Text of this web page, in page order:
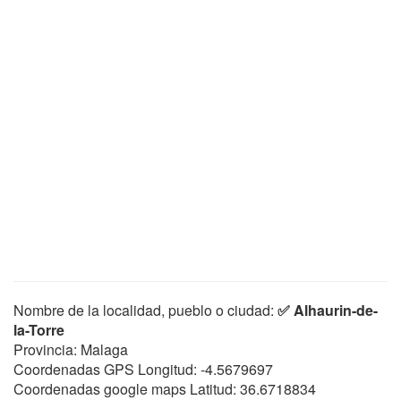
Nombre de la localidad, pueblo o ciudad: ✅ Alhaurin-de-
la-Torre
Provincia: Malaga
Coordenadas GPS Longitud: -4.5679697
Coordenadas google maps Latitud: 36.6718834